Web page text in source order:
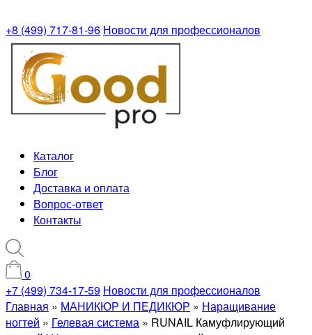
+8 (499) 717-81-96 Новости для профессионалов
Каталог
Блог
Доставка и оплата
Вопрос-ответ
Контакты
0
+7 (499) 734-17-59 Новости для профессионалов
Главная » МАНИКЮР И ПЕДИКЮР » Наращивание
ногтей » Гелевая система » RUNAIL Камуфлирующий